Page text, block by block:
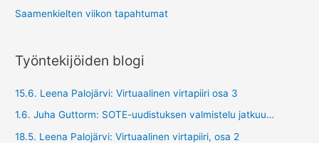
Saamenkielten viikon tapahtumat
Työntekijöiden blogi
15.6. Leena Palojärvi: Virtuaalinen virtapiiri osa 3
1.6. Juha Guttorm: SOTE-uudistuksen valmistelu jatkuu…
18.5. Leena Palojärvi: Virtuaalinen virtapiiri, osa 2